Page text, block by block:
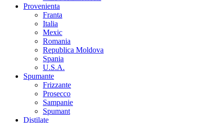
Provenienta
Franta
Italia
Mexic
Romania
Republica Moldova
Spania
U.S.A.
Spumante
Frizzante
Prosecco
Sampanie
Spumant
Distilate